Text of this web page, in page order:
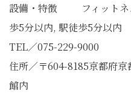
設備・特徴 フィットネ
歩5分以内, 駅徒歩5分以内
TEL／075-229-9000
住所／〒604-8185京都府
館内